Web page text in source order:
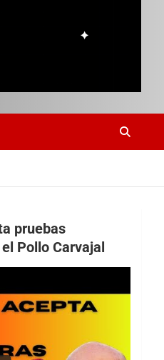
pruebas
Pollo Carvajal